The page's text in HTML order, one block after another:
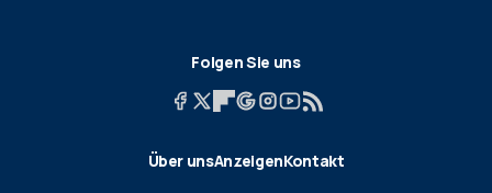
Folgen Sie uns
Über unsAnzeigenKontakt